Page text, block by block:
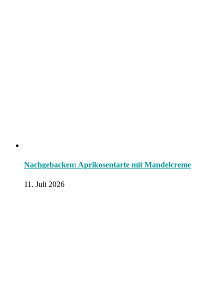
Nachgebacken: Aprikosentarte mit Mandelcreme
11. Juli 2026